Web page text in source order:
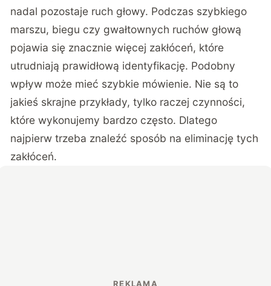
nadal pozostaje ruch głowy. Podczas szybkiego
marszu, biegu czy gwałtownych ruchów głową
pojawia się znacznie więcej zakłóceń, które
utrudniają prawidłową identyfikację. Podobny
wpływ może mieć szybkie mówienie. Nie są to
jakieś skrajne przykłady, tylko raczej czynności,
które wykonujemy bardzo często. Dlatego
najpierw trzeba znaleźć sposób na eliminację tych
zakłóceń.